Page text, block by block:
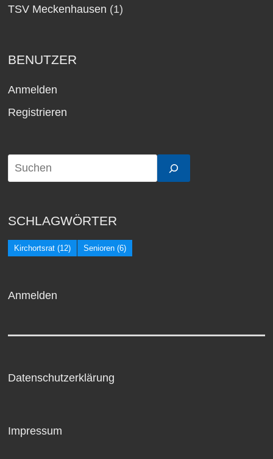
TSV Meckenhausen (1)
BENUTZER
Anmelden
Registrieren
SCHLAGWÖRTER
Kirchortsrat (12) Senioren (6)
Anmelden
Datenschutzerklärung
Impressum